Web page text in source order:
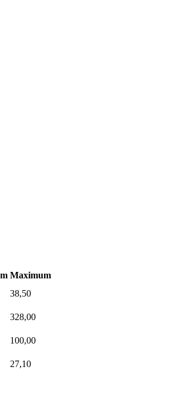
Maximum
38,50
328,00
100,00
27,10